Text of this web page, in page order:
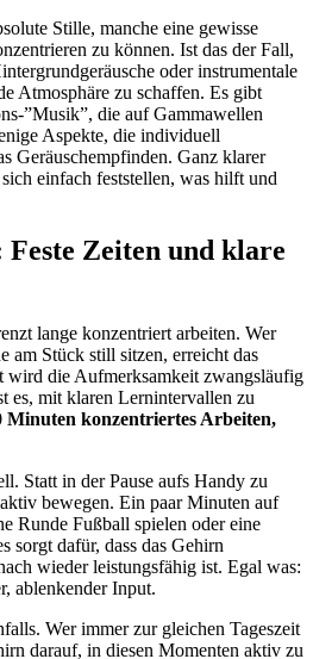
Stille, manche eine gewisse
zu können. Ist das der Fall,
oder instrumentale
Atmosphäre zu schaffen. Es gibt
”Musik”, die auf Gammawellen
Aspekte, die individuell
Geräuschempfinden. Ganz klarer
einfach feststellen, was hilft und
Zeiten und klare
lange konzentriert arbeiten. Wer
am Stück still sitzen, erreicht das
wird die Aufmerksamkeit zwangsläufig
es, mit klaren Lernintervallen zu
Minuten konzentriertes Arbeiten,
Statt in der Pause aufs Handy zu
bewegen. Ein paar Minuten auf
Runde Fußball spielen oder eine
sorgt dafür, dass das Gehirn
wieder leistungsfähig ist. Egal was:
ablenkender Input.
Wer immer zur gleichen Tageszeit
darauf, in diesen Momenten aktiv zu